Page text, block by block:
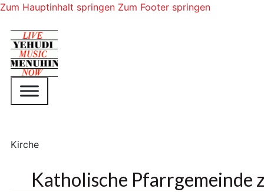
Zum Hauptinhalt springen Zum Footer springen
Kirche
Katholische Pfarrgemeinde